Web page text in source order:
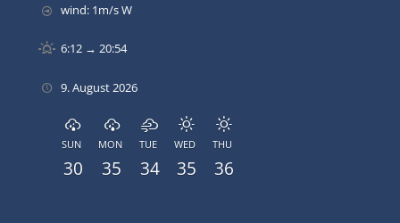
wind: 1m/s W
6:12 → 20:54
9. August 2026
SUN
30
MON
35
TUE
34
WED
35
THU
36